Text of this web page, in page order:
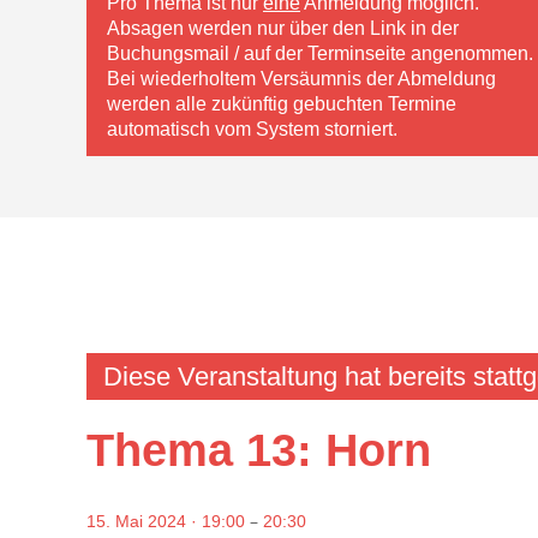
Absagen werden nur über den Link in der
Buchungsmail / auf der Terminseite angenommen.
Bei wiederholtem Versäumnis der Abmeldung
werden alle zukünftig gebuchten Termine
automatisch vom System storniert.
Diese Veranstaltung hat bereits
Thema 13: Horn
15. Mai 2024 · 19:00 – 20:30